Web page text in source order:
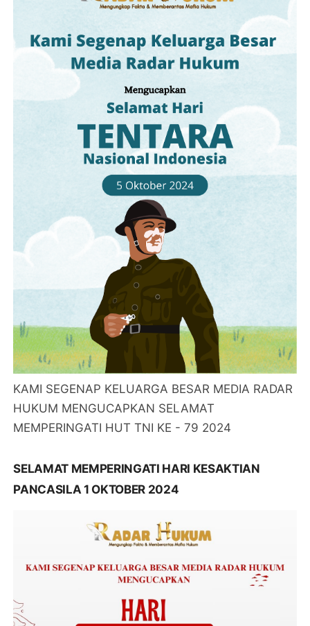
KAMI SEGENAP KELUARGA BESAR MEDIA RADAR
HUKUM MENGUCAPKAN SELAMAT
MEMPERINGATI HUT TNI KE - 79 2024
SELAMAT MEMPERINGATI HARI KESAKTIAN
PANCASILA 1 OKTOBER 2024